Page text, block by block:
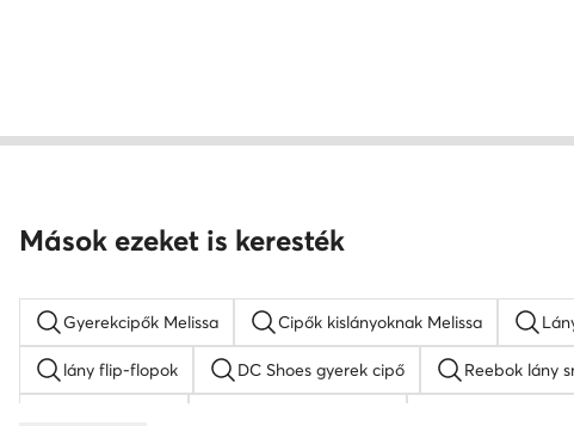
Mások ezeket is keresték
Gyerekcipők Melissa Cipők kislányoknak Melissa
lány flip-flopok DC Shoes gyerek cipő Reebok lány